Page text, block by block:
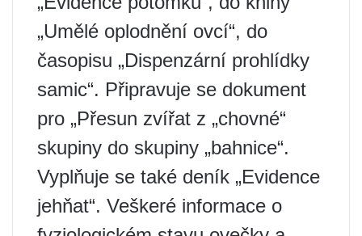
„Umělé oplodnění ovcí“, do
časopisu „Dispenzární prohlídky
samic“. Připravuje se dokument
pro „Přesun zvířat z „chovné“
skupiny do skupiny „bahnice“.
Vyplňuje se také deník „Evidence
jehňat“. Veškeré informace o